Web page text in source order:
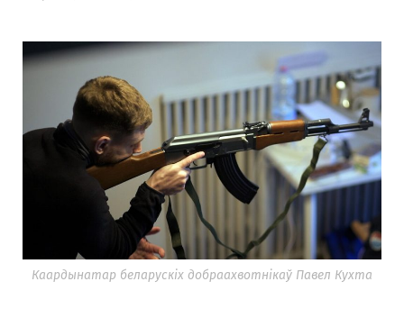
Каардынатар беларускіх добраахвотнікаў Павел Кухта